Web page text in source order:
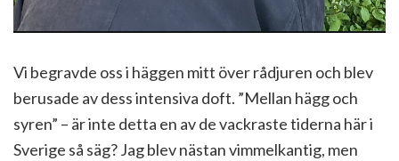
Vi begravde oss i häggen mitt över rådjuren och blev
berusade av dess intensiva doft. ”Mellan hägg och
syren” – är inte detta en av de vackraste tiderna här i
Sverige så säg? Jag blev nästan vimmelkantig, men